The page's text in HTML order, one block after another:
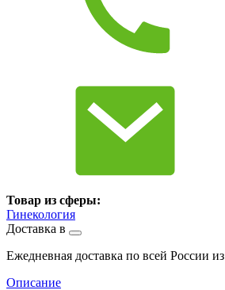
Товар из сферы:
Гинекология
Доставка в
Ежедневная доставка по всей России
Описание